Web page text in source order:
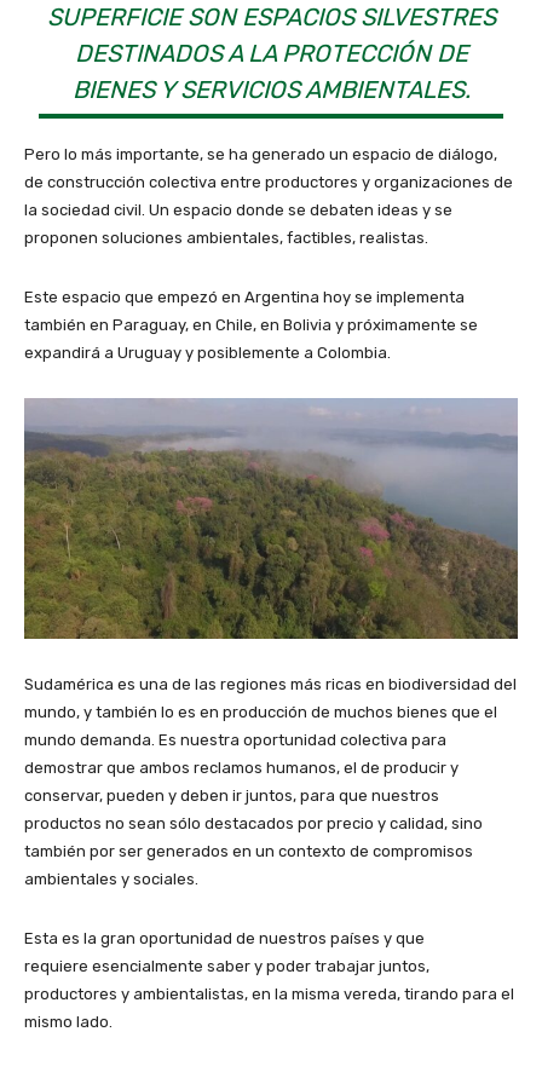
SUPERFICIE SON ESPACIOS SILVESTRES
DESTINADOS A LA PROTECCIÓN DE
BIENES Y SERVICIOS AMBIENTALES.
Pero lo más importante, se ha generado un espacio de diálogo,
de construcción colectiva entre productores y organizaciones de
la sociedad civil. Un espacio donde se debaten ideas y se
proponen soluciones ambientales, factibles, realistas.
Este espacio que empezó en Argentina hoy se implementa
también en Paraguay, en Chile, en Bolivia y próximamente se
expandirá a Uruguay y posiblemente a Colombia.
Sudamérica es una de las regiones más ricas en biodiversidad del
mundo, y también lo es en producción de muchos bienes que el
mundo demanda. Es nuestra oportunidad colectiva para
demostrar que ambos reclamos humanos, el de producir y
conservar, pueden y deben ir juntos, para que nuestros
productos no sean sólo destacados por precio y calidad, sino
también por ser generados en un contexto de compromisos
ambientales y sociales.
Esta es la gran oportunidad de nuestros países y que
requiere esencialmente saber y poder trabajar juntos,
productores y ambientalistas, en la misma vereda, tirando para el
mismo lado.